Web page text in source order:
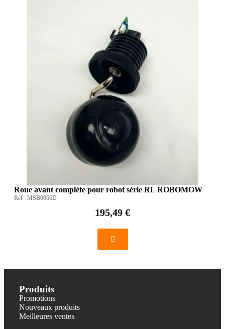
Roue avant complète pour robot série RL ROBOMOW
Réf : MSB0066D
195,49 €
Produits
Promotions
Nouveaux produits
Meilleures ventes